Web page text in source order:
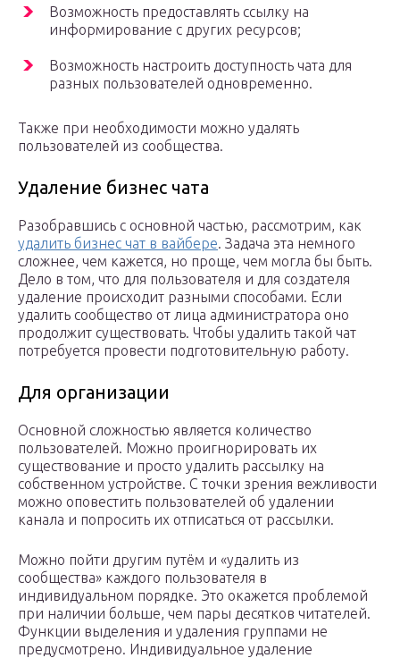
Возможность предоставлять ссылку на
информирование с других ресурсов;
Возможность настроить доступность чата для
разных пользователей одновременно.
Также при необходимости можно удалять
пользователей из сообщества.
Удаление бизнес чата
Разобравшись с основной частью, рассмотрим, как
удалить бизнес чат в вайбере. Задача эта немного
сложнее, чем кажется, но проще, чем могла бы быть.
Дело в том, что для пользователя и для создателя
удаление происходит разными способами. Если
удалить сообщество от лица администратора оно
продолжит существовать. Чтобы удалить такой чат
потребуется провести подготовительную работу.
Для организации
Основной сложностью является количество
пользователей. Можно проигнорировать их
существование и просто удалить рассылку на
собственном устройстве. С точки зрения вежливости
можно оповестить пользователей об удалении
канала и попросить их отписаться от рассылки.
Можно пойти другим путём и «удалить из
сообщества» каждого пользователя в
индивидуальном порядке. Это окажется проблемой
при наличии больше, чем пары десятков читателей.
Функции выделения и удаления группами не
предусмотрено. Индивидуальное удаление